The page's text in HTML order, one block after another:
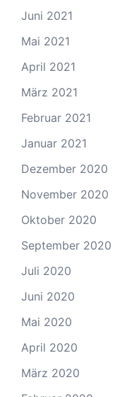
Juni 2021
Mai 2021
April 2021
März 2021
Februar 2021
Januar 2021
Dezember 2020
November 2020
Oktober 2020
September 2020
Juli 2020
Juni 2020
Mai 2020
April 2020
März 2020